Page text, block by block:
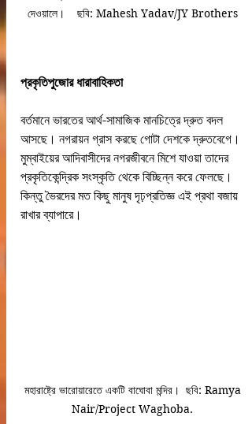
দেওয়ালে।    ছবি: Mahesh Yadav/JY Brothers
প্রকৃতিপুজোর ধারাবাহিকতা
বর্তমানে ভারতের আর্থ-সামাজিক মানচিত্রে দ্রুত বদল
আসছে। নগরায়ন গ্রাস করছে গোটা দেশকে দ্রুতবেগে।
মুম্বাইয়ের আদিবাসীদের নগরজীবনে মিশে যাওয়া তাদের
প্রকৃতিকেন্দ্রিক সংস্কৃতি থেকে বিচ্ছিন্ন করে ফেলছে।
কিন্তু ভৈরদের মত কিছু মানুষ দৃঢ়প্রতিজ্ঞ এই প্রথা বজায়
রাখার ব্যাপারে।
Nair/Project Waghoba.